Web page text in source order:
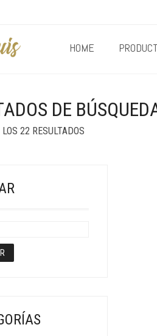
HOME
DE
22 RESULTADOS